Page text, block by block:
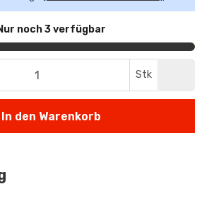
noch 3 verfügbar
Stk
In den Warenkorb